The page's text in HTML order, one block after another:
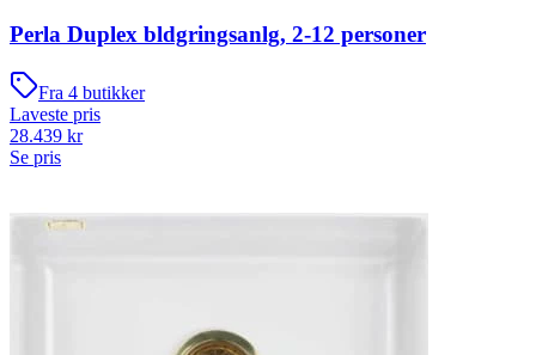
Perla Duplex bldgringsanlg, 2-12 personer
Fra 4 butikker
Laveste pris
28.439 kr
Se pris